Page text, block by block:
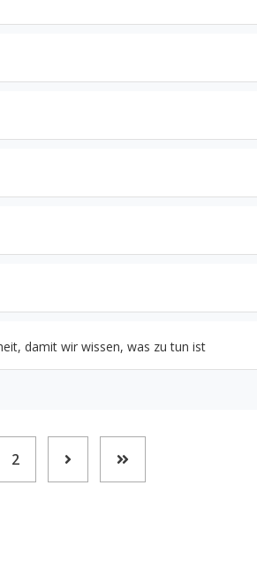
damit wir wissen, was zu tun ist
2